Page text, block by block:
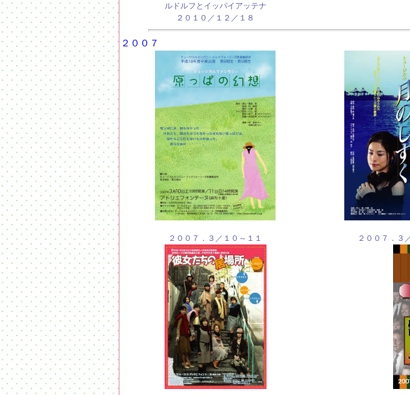
ルドルフとイッパイアッテナ
２０１０／１２／１８
２００７
２００７．３／１０～１１ ２００７．３